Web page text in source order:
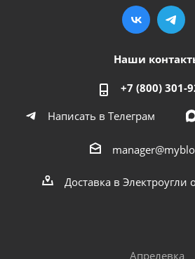
Наши
+7 (800) 301-
Написать в Телеграм
Доставка в Электроугли
Апрелевка